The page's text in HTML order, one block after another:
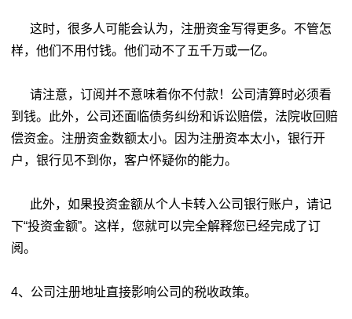
这时，很多人可能会认为，注册资金写得更多。不管怎
样，他们不用付钱。他们动不了五千万或一亿。
请注意，订阅并不意味着你不付款！公司清算时必须看
到钱。此外，公司还面临债务纠纷和诉讼赔偿，法院收回赔
偿资金。注册资金数额太小。因为注册资本太小，银行开
户，银行见不到你，客户怀疑你的能力。
此外，如果投资金额从个人卡转入公司银行账户，请记
下“投资金额”。这样，您就可以完全解释您已经完成了订
阅。
4、公司注册地址直接影响公司的税收政策。